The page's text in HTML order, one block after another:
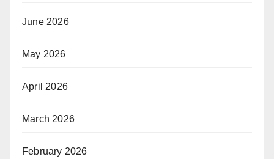
June 2026
May 2026
April 2026
March 2026
February 2026